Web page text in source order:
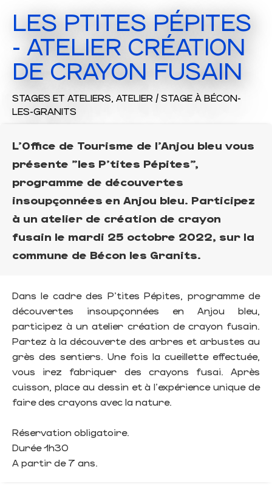
LES PTITES PÉPITES
- ATELIER CRÉATION
DE CRAYON FUSAIN
STAGES ET ATELIERS, ATELIER / STAGE À BÉCON-
LES-GRANITS
L'Office de Tourisme de l'Anjou bleu vous
présente "les P’tites Pépites",
programme de découvertes
insoupçonnées en Anjou bleu. Participez
à un atelier de création de crayon
fusain le mardi 25 octobre 2022, sur la
commune de Bécon les Granits.
Dans le cadre des P’tites Pépites, programme de
découvertes insoupçonnées en Anjou bleu,
participez à un atelier création de crayon fusain.
Partez à la découverte des arbres et arbustes au
grès des sentiers. Une fois la cueillette effectuée,
vous irez fabriquer des crayons fusai. Après
cuisson, place au dessin et à l'expérience unique de
faire des crayons avec la nature.
Réservation obligatoire.
Durée 1h30
A partir de 7 ans.